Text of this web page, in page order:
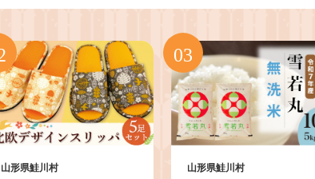
山形県鮭川村 山形県鮭川村